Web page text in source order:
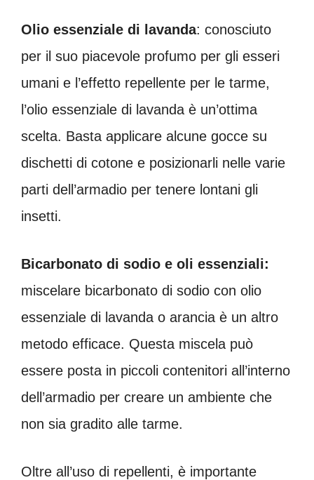
Olio essenziale di lavanda: conosciuto
per il suo piacevole profumo per gli esseri
umani e l’effetto repellente per le tarme,
l’olio essenziale di lavanda è un’ottima
scelta. Basta applicare alcune gocce su
dischetti di cotone e posizionarli nelle varie
parti dell’armadio per tenere lontani gli
insetti.
Bicarbonato di sodio e oli essenziali:
miscelare bicarbonato di sodio con olio
essenziale di lavanda o arancia è un altro
metodo efficace. Questa miscela può
essere posta in piccoli contenitori all’interno
dell’armadio per creare un ambiente che
non sia gradito alle tarme.
Oltre all’uso di repellenti, è importante